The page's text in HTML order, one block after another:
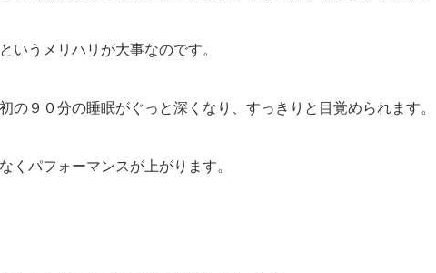
いうメリハリが大事なのです。
の９０分の睡眠がぐっと深くなり、すっきりと目覚められます。
くパフォーマンスが上がります。